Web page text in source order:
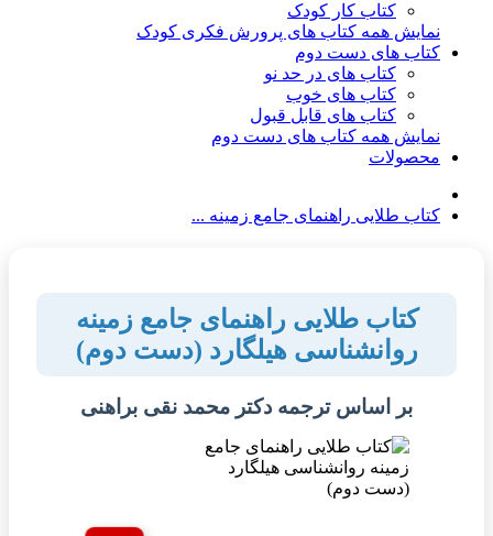
کتاب کار کودک
نمایش همه کتاب های پرورش فکری کودک
کتاب های دست دوم
کتاب های در حد نو
کتاب های خوب
کتاب های قابل قبول
نمایش همه کتاب های دست دوم
محصولات
کتاب طلایی راهنمای جامع زمینه ...
کتاب طلایی راهنمای جامع زمینه
روانشناسی هیلگارد (دست دوم)
بر اساس ترجمه دکتر محمد نقی براهنی